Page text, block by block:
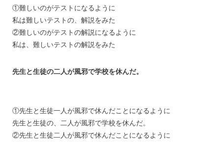
①難しいのがテストになるように
私は難しいテストの、解説をみた
②難しいのがテストの解説になるように
私は、難しいテストの解説をみた
先生と生徒の二人が風邪で学校を休んだ。
①先生と生徒一人が風邪で休んだことになるように
先生と生徒の、二人が風邪で学校を休んだ。
②先生と生徒二人が風邪で休んだことになるように